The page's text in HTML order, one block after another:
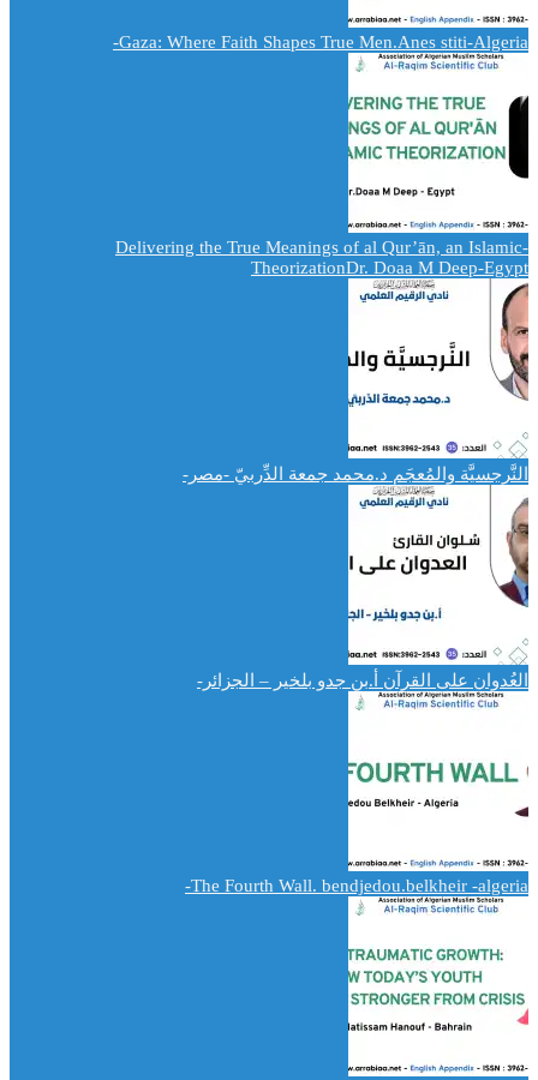
Gaza: Where Faith Shapes True Men.Anes stiti-Algeria-
-Delivering the True Meanings of al Qur’ān, an Islamic
TheorizationDr. Doaa M Deep-Egypt
النَّرجسيَّة والمُعجَم د.محمد جمعة الدِّربيّ -مصر-
العُدوان على القرآن أ.بن جدو بلخير – الجزائر-
The Fourth Wall. bendjedou.belkheir -algeria-